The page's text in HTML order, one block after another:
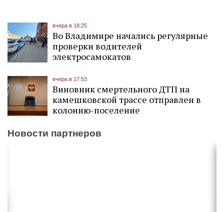
вчера в 18:25
Во Владимире начались регулярные
проверки водителей
электросамокатов
вчера в 17:53
Виновник смертельного ДТП на
камешковской трассе отправлен в
колонию-поселение
Новости партнеров